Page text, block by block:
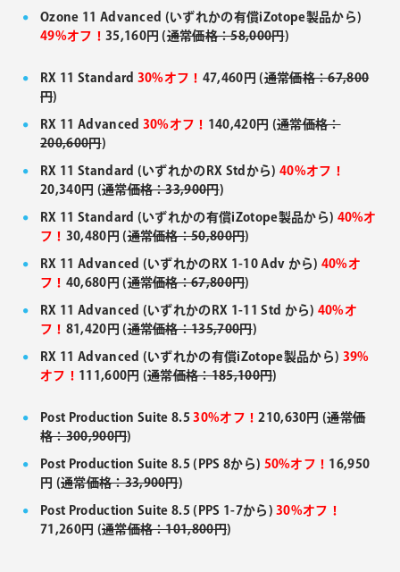
Ozone 11 Advanced (いずれかの有償iZotope製品から)
49%オフ！ 35,160円 (通常価格：58,000円)
RX 11 Standard 30%オフ！ 47,460円 (通常価格：67,800
円)
RX 11 Advanced 30%オフ！ 140,420円 (通常価格：
200,600円)
RX 11 Standard (いずれかのRX Stdから) 40%オフ！
20,340円 (通常価格：33,900円)
RX 11 Standard (いずれかの有償iZotope製品から) 40%オ
フ！ 30,480円 (通常価格：50,800円)
RX 11 Advanced (いずれかのRX 1-10 Adv から) 40%オ
フ！ 40,680円 (通常価格：67,800円)
RX 11 Advanced (いずれかのRX 1-11 Std から) 40%オ
フ！ 81,420円 (通常価格：135,700円)
RX 11 Advanced (いずれかの有償iZotope製品から) 39%
オフ！ 111,600円 (通常価格：185,100円)
Post Production Suite 8.530%オフ！210,630円 (通常価
格：300,900円)
Post Production Suite 8.5 (PPS 8から) 50%オフ！ 16,950
円 (通常価格：33,900円)
Post Production Suite 8.5 (PPS 1-7から)30%オフ！
71,260円 (通常価格：101,800円)